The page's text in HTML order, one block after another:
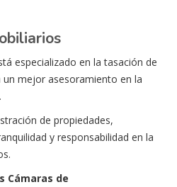
especializado en la tasación de
mejor asesoramiento en la
de propiedades,
y responsabilidad en la
Cámaras de